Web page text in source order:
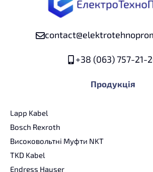
+38 (063) 757-21-
Продукція
Lapp Kabel
Bosch Rexroth
Високовольтні Муфти NKT
TKD Kabel
Endress Hauser